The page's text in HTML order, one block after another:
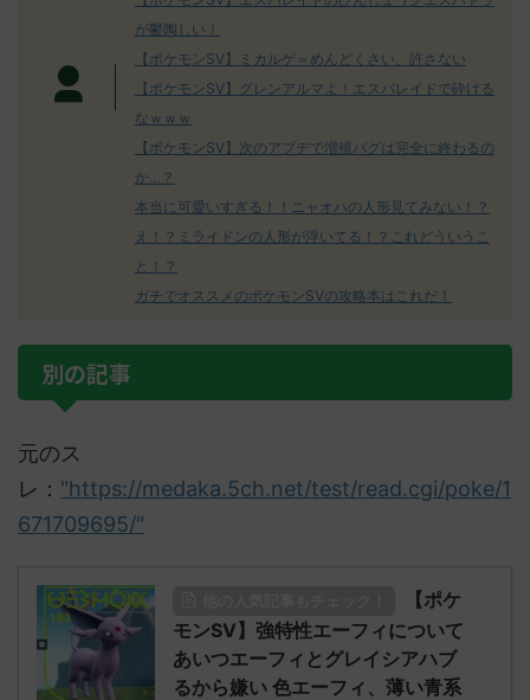
が鬱陶しい！
【ポケモンSV】ミカルゲ＝めんどくさい、許さない
【ポケモンSV】グレンアルマよ！エスバレイドで砕ける
なｗｗｗ
【ポケモンSV】次のアプデで増殖バグは完全に終わるの
か…？
本当に可愛いすぎる！！ニャオハの人形見てみない！？
え！？ミライドンの人形が浮いてる！？これどういうこ
と！？
ガチでオススメのポケモンSVの攻略本はこれだ！
別の記事
元のス
レ： "https://medaka.5ch.net/test/read.cgi/poke/1
671709695/"
【ポケ
モンSV】強特性エーフィについて
あいつエーフィとグレイシアハブ
るから嫌い 色エーフィ、薄い青系